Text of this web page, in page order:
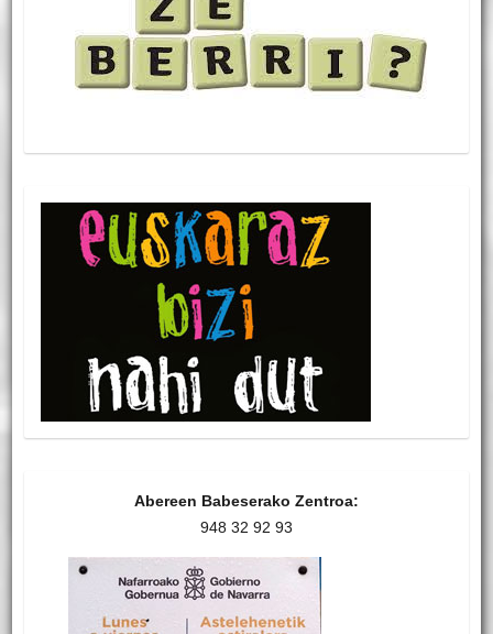
Abereen Babeserako Zentroa:
948 32 92 93